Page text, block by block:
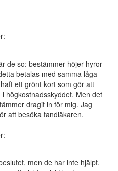
de so: bestämmer höjer hyror
betalas med samma låga
ett grönt kort som gör att
högkostnadsskyddet. Men det
dragit in för mig. Jag
att besöka tandläkaren.
men de har inte hjälpt.